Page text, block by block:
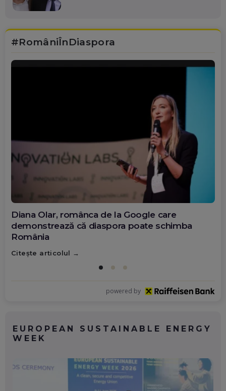
#RomâniÎnDiaspora
Diana Olar, românca de la Google care
demonstrează că diaspora poate schimba
România
Citește articolul
powered by
EUROPEAN SUSTAINABLE ENERGY
WEEK